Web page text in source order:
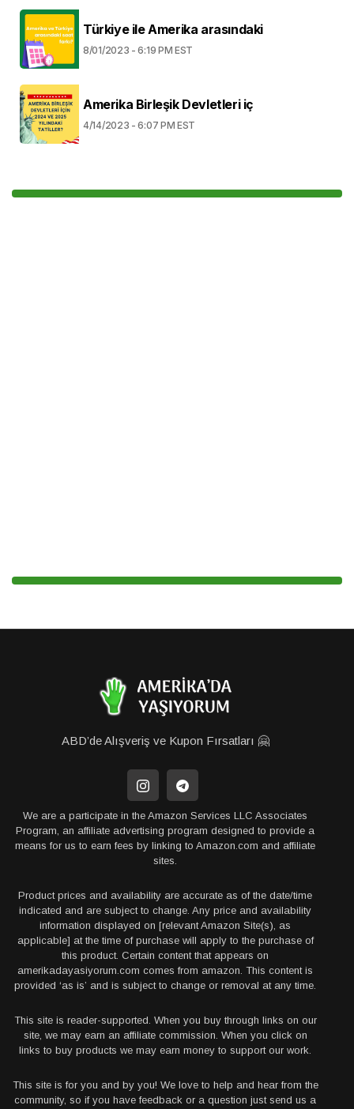
Türkiye ile Amerika arasındaki
8/01/2023 - 6:19 PM EST
Amerika Birleşik Devletleri iç
4/14/2023 - 6:07 PM EST
ABD’de Alışveriş ve Kupon Fırsatları 🤗
We are a participate in the Amazon Services LLC Associates
Program, an affiliate advertising program designed to provide a
means for us to earn fees by linking to Amazon.com and affiliate
sites.
Product prices and availability are accurate as of the date/time
indicated and are subject to change. Any price and availability
information displayed on [relevant Amazon Site(s), as
applicable] at the time of purchase will apply to the purchase of
this product. Certain content that appears on
amerikadayasiyorum.com comes from amazon. This content is
provided ‘as is’ and is subject to change or removal at any time.
This site is reader-supported. When you buy through links on our
site, we may earn an affiliate commission. When you click on
links to buy products we may earn money to support our work.
This site is for you and by you! We love to help and hear from the
community, so if you have feedback or a question just send us a